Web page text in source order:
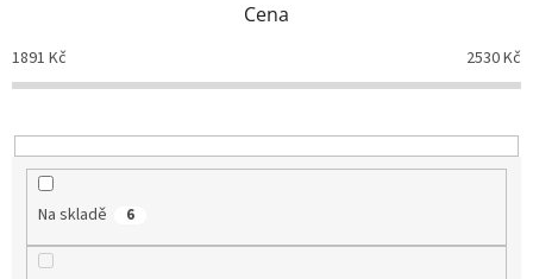
o
d
k
t
Cena
1891 Kč 2530Kč
Na skladě 6